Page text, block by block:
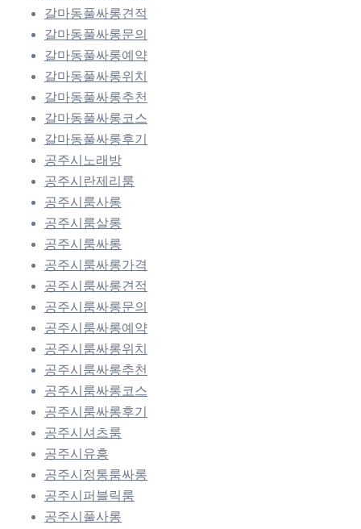
갈마동풀싸롱견적
갈마동풀싸롱문의
갈마동풀싸롱예약
갈마동풀싸롱위치
갈마동풀싸롱추천
갈마동풀싸롱코스
갈마동풀싸롱후기
공주시노래방
공주시란제리룸
공주시룸사롱
공주시룸살롱
공주시룸싸롱
공주시룸싸롱가격
공주시룸싸롱견적
공주시룸싸롱문의
공주시룸싸롱예약
공주시룸싸롱위치
공주시룸싸롱추천
공주시룸싸롱코스
공주시룸싸롱후기
공주시셔츠룸
공주시유흥
공주시정통룸싸롱
공주시퍼블릭룸
공주시풀사롱